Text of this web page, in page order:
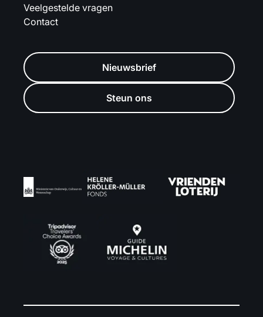
Veelgestelde vragen
Contact
Nieuwsbrief
Steun ons